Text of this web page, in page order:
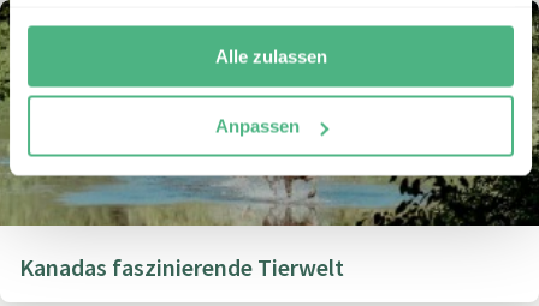
Alle zulassen
Anpassen
Kanadas faszinierende Tierwelt